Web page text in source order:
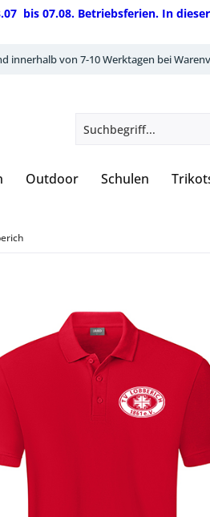
bis 07.08. Betriebsferien. In
innerhalb von 7-10 Werktagen bei
Outdoor Schulen